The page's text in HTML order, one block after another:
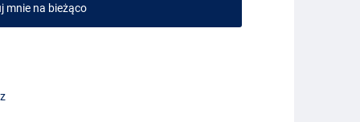
mnie na bieżąco